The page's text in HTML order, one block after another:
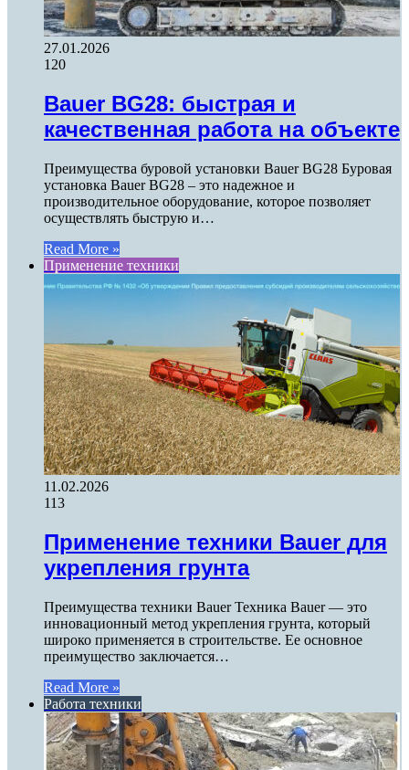
27.01.2026
120
Bauer BG28: быстрая и
качественная работа на объекте
Преимущества буровой установки Bauer BG28 Буровая
установка Bauer BG28 – это надежное и
производительное оборудование, которое позволяет
осуществлять быструю и…
Read More »
Применение техники
11.02.2026
113
Применение техники Bauer для
укрепления грунта
Преимущества техники Bauer Техника Bauer — это
инновационный метод укрепления грунта, который
широко применяется в строительстве. Ее основное
преимущество заключается…
Read More »
Работа техники